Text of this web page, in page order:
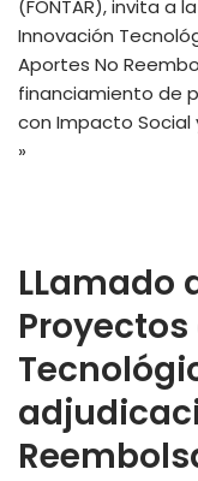
(FONTAR), invita a
Innovación
Aportes No
financiamiento de
con Impacto Social
»
LLamado